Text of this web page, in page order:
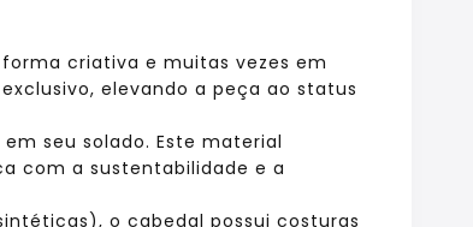
criativa e muitas vezes em
elevando a peça ao status
em seu solado. Este material
com a sustentabilidade e a
o cabedal possui costuras